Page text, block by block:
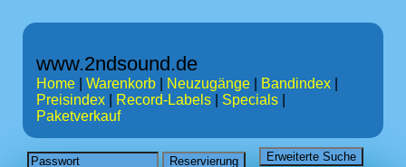
www.2ndsound.de
Home Warenkorb Neuzugänge Bandindex
Preisindex
Record-Labels Specials
Paketverkauf